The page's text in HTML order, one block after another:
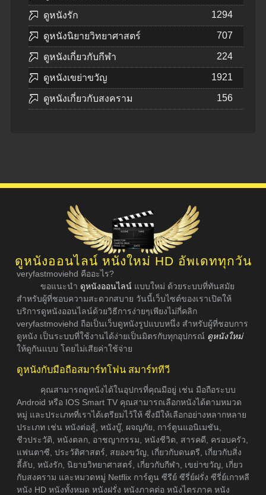
ดูหนังรัก 1294
ดูหนังนิยายวิทยาศาสตร์ 707
ดูหนังเกี่ยวกับกีฬา 224
ดูหนังเขย่าขวัญ 1921
ดูหนังเกี่ยวกับสงคราม 156
ดูหนังออนไลน์ หนังใหม่ HD อัพเดททุกวัน
veryfastmoviehd คืออะไร?
ขอแนะนำ ดูหนังออนไลน์ แบบใหม่ ด้วยระบบที่ทันสมัย
สำหรับผู้ที่ชอบความสะดวกสบาย วันนี้เว็บไซต์ของเราเปิดให้
บริการดูหนังออนไลน์ด้วยวิธีการง่ายๆเพียงไม่กี่คลิก
veryfastmoviehd ถือเป็นเว็บดูหนังรูปแบบหนึ่ง สำหรับผู้ที่ชอบการ
ดูหนัง เป็นระบบที่ใช้งานได้ง่ายเป็นมิตรกับทุกอุปกรณ์ ดูหนังใหม่
ให้ดูกันแบบ โดยไม่เสียค่าใช้จ่าย
ดูหนังกับมือถือสมาร์ทโฟน สมาร์ททีวี
คุณสามารถดูหนังได้ในอุปกรที่คุณมีอยู่ เช่น มือถือระบบ
Android หรือ IOS Smart TV คุณสามารถเลือกหนังได้ตามหมวด
หมู่ และประเภทที่เราได้เตรียมไว้ให้ ซึ่งมีให้เลือกอย่างหลากหลาย
ประเภท เช่น หนังต่อสู้, หนังบู๊, ผจญภัย, การ์ตูนแอนิเมชัน,
ชีวประวัติ, หนังตลก, อาชญากรรม, หนังชีวิต, สารคดี, ครอบครัว,
แฟนตาซี, ประวัติศาสตร์, สยองขวัญ, เกี่ยวกับดนตรี, เกี่ยวกับสิ่ง
ลี้ลับ, หนังรัก, นิยายวิทยาศาสตร์, เกี่ยวกับกีฬา, เขย่าขวัญ, เกี่ยว
กับสงคราม และหมวดหมู่ Netflix การ์ตูน ซีรีย์ ซีรี่ย์ฝรั่ง ซีรี่ย์เกาหลี
หนัง HD หนังทั้งหมด หนังฝรั่ง หนังภาคต่อ หนังไตรภาค หนัง